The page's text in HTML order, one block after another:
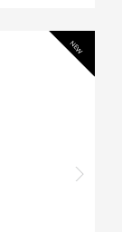
NEW